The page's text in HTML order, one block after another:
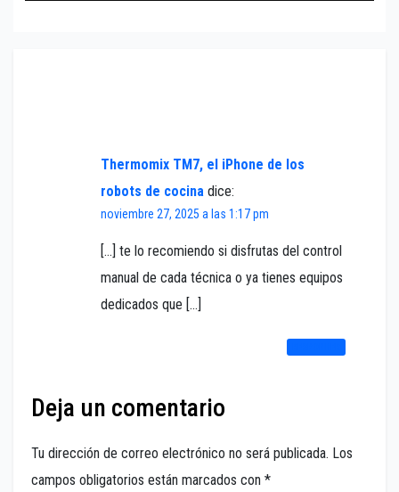
Thermomix TM7, el iPhone de los
robots de cocina dice:
noviembre 27, 2025 a las 1:17 pm
[…] te lo recomiendo si disfrutas del control
manual de cada técnica o ya tienes equipos
dedicados que […]
Deja un comentario
Tu dirección de correo electrónico no será publicada. Los
campos obligatorios están marcados con *